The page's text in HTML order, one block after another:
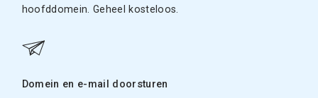
hoofddomein. Geheel kosteloos.
Domein en e-mail doorsturen